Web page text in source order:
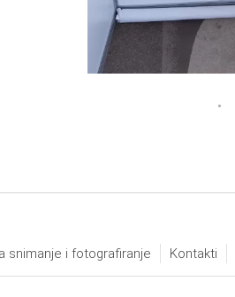
snimanje i fotografiranje Kontakti